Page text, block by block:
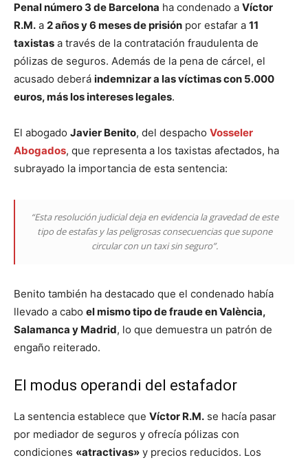
Penal número 3 de Barcelona ha condenado a Víctor
R.M. a 2 años y 6 meses de prisión por estafar a 11
taxistas a través de la contratación fraudulenta de
pólizas de seguros. Además de la pena de cárcel, el
acusado deberá indemnizar a las víctimas con 5.000
euros, más los intereses legales.
El abogado Javier Benito, del despacho Vosseler
Abogados, que representa a los taxistas afectados, ha
subrayado la importancia de esta sentencia:
“Esta resolución judicial deja en evidencia la gravedad de este
tipo de estafas y las peligrosas consecuencias que supone
circular con un taxi sin seguro”.
Benito también ha destacado que el condenado había
llevado a cabo el mismo tipo de fraude en València,
Salamanca y Madrid, lo que demuestra un patrón de
engaño reiterado.
El modus operandi del estafador
La sentencia establece que Víctor R.M. se hacía pasar
por mediador de seguros y ofrecía pólizas con
condiciones «atractivas» y precios reducidos. Los